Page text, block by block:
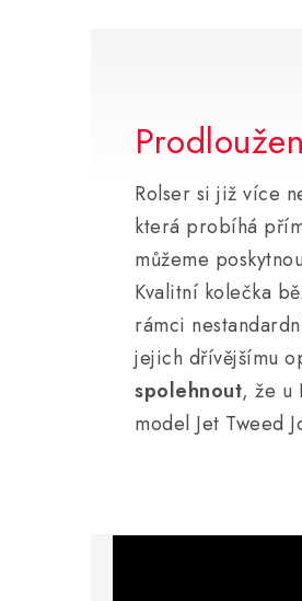
Rolser si již více
která probíhá
můžeme
Kvalitní kolečka
rámci
jejich dřívějšímu
spolehnout, že u
model Jet Tweed